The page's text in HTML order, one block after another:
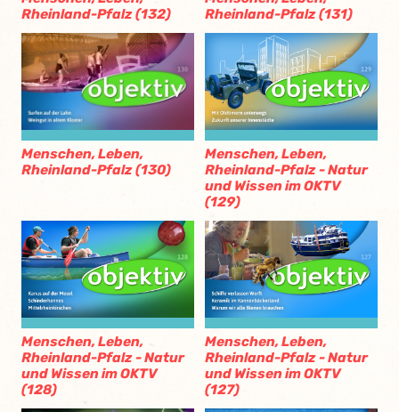
Rheinland-Pfalz (132)
Rheinland-Pfalz (131)
Menschen, Leben,
Rheinland-Pfalz (130)
Menschen, Leben,
Rheinland-Pfalz - Natur
und Wissen im OKTV
(129)
Menschen, Leben,
Rheinland-Pfalz - Natur
und Wissen im OKTV
(128)
Menschen, Leben,
Rheinland-Pfalz - Natur
und Wissen im OKTV
(127)